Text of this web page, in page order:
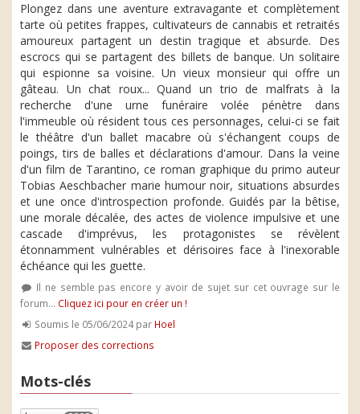
Plongez dans une aventure extravagante et complètement
tarte où petites frappes, cultivateurs de cannabis et retraités
amoureux partagent un destin tragique et absurde. Des
escrocs qui se partagent des billets de banque. Un solitaire
qui espionne sa voisine. Un vieux monsieur qui offre un
gâteau. Un chat roux... Quand un trio de malfrats à la
recherche d'une urne funéraire volée pénètre dans
l'immeuble où résident tous ces personnages, celui-ci se fait
le théâtre d'un ballet macabre où s'échangent coups de
poings, tirs de balles et déclarations d'amour. Dans la veine
d'un film de Tarantino, ce roman graphique du primo auteur
Tobias Aeschbacher marie humour noir, situations absurdes
et une once d'introspection profonde. Guidés par la bêtise,
une morale décalée, des actes de violence impulsive et une
cascade d'imprévus, les protagonistes se révèlent
étonnamment vulnérables et dérisoires face à l'inexorable
échéance qui les guette.
Il ne semble pas encore y avoir de sujet sur cet ouvrage sur le
forum... Cliquez ici pour en créer un !
Soumis le 05/06/2024 par Hoel
Proposer des corrections
Mots-clés